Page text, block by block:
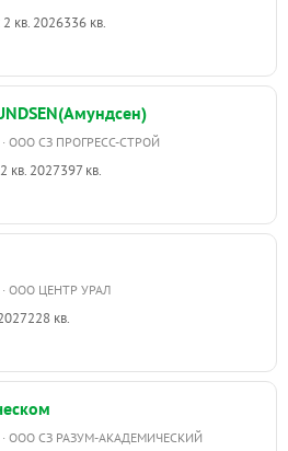
2 кв. 2026336 кв.
· ООО СЗ ПРОГРЕСС-СТРОЙ
кв. 2027397 кв.
· ООО ЦЕНТР УРАЛ
228 кв.
· ООО СЗ РАЗУМ-АКАДЕМИЧЕСКИЙ